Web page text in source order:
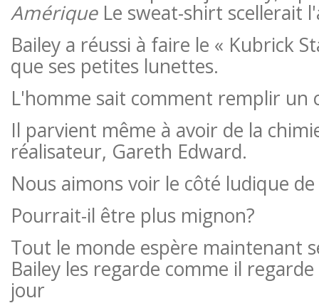
AmériqueLe sweat-shirt scellerait
Bailey a réussi à faire le « Kubrick
que ses petites lunettes.
L'homme sait comment remplir un
Il parvient même à avoir de la
réalisateur, Gareth Edward.
Nous aimons voir le côté ludique de
Pourrait-il être plus mignon?
Tout le monde espère maintenant
Bailey les regarde comme il
jour